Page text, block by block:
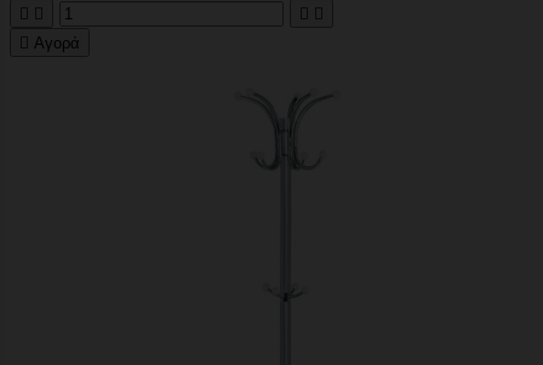
   
 Αγορά